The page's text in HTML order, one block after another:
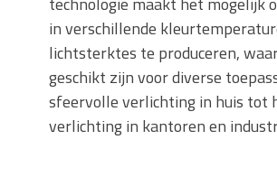
in verschillende
lichtsterktes te produceren,
geschikt zijn voor diverse
sfeervolle verlichting in huis tot
verlichting in kantoren en